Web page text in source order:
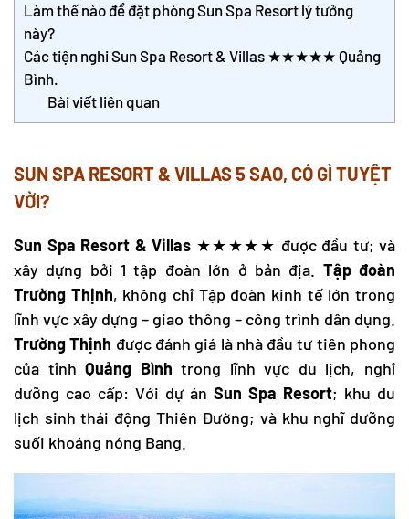
Làm thế nào để đặt phòng Sun Spa Resort lý tưởng
này?
Các tiện nghi Sun Spa Resort & Villas ★★★★★ Quảng
Bình.
Bài viết liên quan
SUN SPA RESORT & VILLAS5 SAO, CÓ GÌ TUYỆT
VỜI?
Sun Spa Resort & Villas ★★★★★ được đầu tư; và
xây dựng bởi 1 tập đoàn lớn ở bản địa. Tập đoàn
Trường Thịnh, không chỉ Tập đoàn kinh tế lớn trong
lĩnh vực xây dựng – giao thông – công trình dân dụng.
Trường Thịnh được đánh giá là nhà đầu tư tiên phong
của tỉnhQuảng Bình trong lĩnh vực du lịch, nghỉ
dưỡng cao cấp: Với dự án Sun Spa Resort; khu du
lịch sinh thái động Thiên Đường; và khu nghĩ dưỡng
suối khoáng nóng Bang.